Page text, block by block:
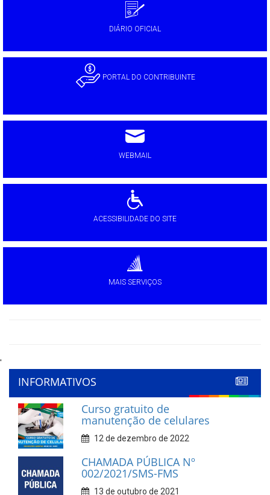
DIÁRIO OFICIAL
PORTAL DO CONTRIBUINTE
WEBMAIL
ACESSIBILIDADE DO SITE
MAIS SERVIÇOS
'
INFORMATIVOS
Curso gratuito de
manutenção de celulares
12 de dezembro de 2022
CHAMADA PÚBLICA Nº
002/2021/SMS-FMS
13 de outubro de 2021